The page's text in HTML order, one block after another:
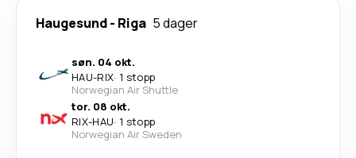
Haugesund- Riga 5 dager
søn. 04 okt.
HAU-RIX· 1 stopp
Norwegian Air Shuttle
tor. 08 okt.
RIX-HAU· 1 stopp
Norwegian Air Sweden